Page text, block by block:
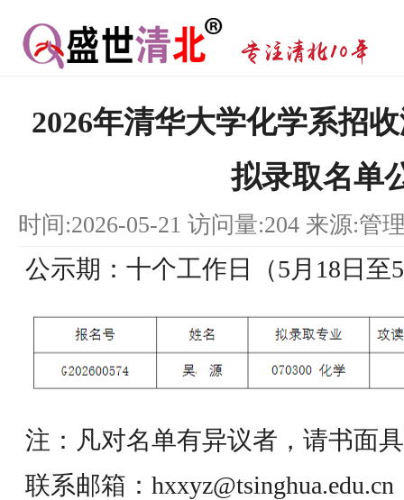
2026年清华大学化学系招
拟录取名单
时间:2026-05-21 访问量:204 来源:管
公示期：十个工作日（5月18日至
注：凡对名单有异议者，请书面
联系邮箱：hxxyz@tsinghua.edu.cn